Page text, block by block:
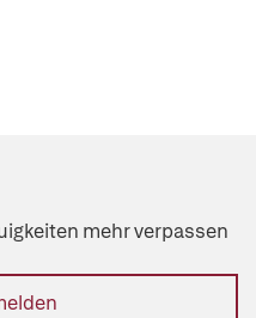
mehr verpassen